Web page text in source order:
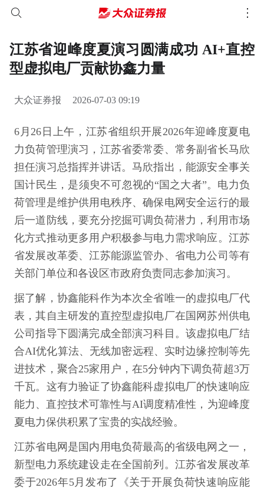
江苏省迎峰度夏演习圆满成功 AI+直控
型虚拟电厂贡献协鑫力量
大众证券报 2026-07-03 09:19
6月26日上午，江苏省组织开展2026年迎峰度夏电
力负荷管理演习，江苏省委常委、常务副省长马欣
担任演习总指挥并讲话。马欣指出，能源安全事关
国计民生，是须臾不可忽视的“国之大者”。电力负
荷管理是维护供用电秩序、确保电网安全运行的最
后一道防线，要充分挖掘可调负荷潜力，利用市场
化方式推动更多用户积极参与电力需求响应。江苏
省发展改革委、江苏能源监管办、省电力公司等有
关部门单位和各设区市政府负责同志参加演习。
据了解，协鑫能科作为本次全省唯一的虚拟电厂代
表，其自主研发的直控型虚拟电厂在国网苏州供电
公司指导下圆满完成全部演习科目。该虚拟电厂结
合AI优化算法、无线加密远程、实时边缘控制等先
进技术，聚合25家用户，在5分钟内下调负荷超3万
千瓦。这有力验证了协鑫能科虚拟电厂的快速响应
能力、直控技术可靠性与AI调度精准性，为迎峰度
夏电力保供积累了宝贵的实战经验。
江苏省电网是国内用电负荷最高的省级电网之一，
新型电力系统建设走在全国前列。江苏省发展改革
委于2026年5月发布了《关于开展负荷快速响应能